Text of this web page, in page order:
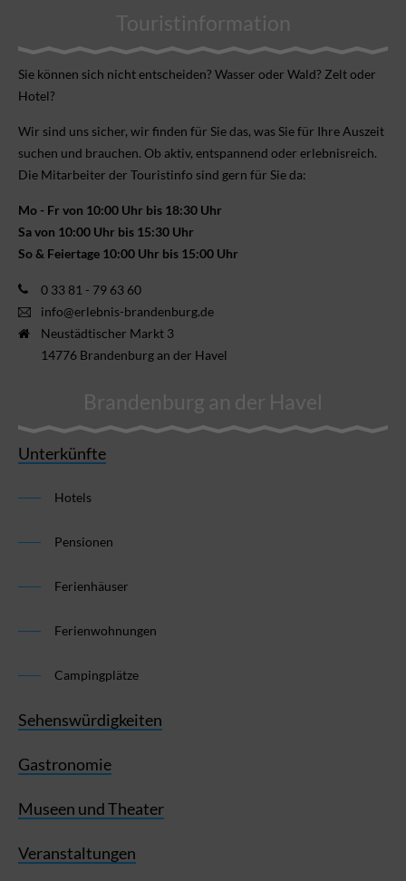
Touristinformation
Sie können sich nicht ent­scheiden? Wasser oder Wald? Zelt oder
Hotel?
Wir sind uns sicher, wir finden für Sie das, was Sie für Ihre Aus­zeit
suchen und brauchen. Ob aktiv, ent­spannend oder erlebnis­reich.
Die Mitarbeiter der Touristinfo sind gern für Sie da:
Mo - Fr von 10:00 Uhr bis 18:30 Uhr
Sa von 10:00 Uhr bis 15:30 Uhr
So & Feiertage 10:00 Uhr bis 15:00 Uhr
0 33 81 - 79 63 60
info@erlebnis-brandenburg.de
Neustädtischer Markt 3
14776 Brandenburg an der Havel
Brandenburg an der Havel
Unterkünfte
Hotels
Pensionen
Ferienhäuser
Ferienwohnungen
Campingplätze
Sehenswürdigkeiten
Gastronomie
Museen und Theater
Veranstaltungen